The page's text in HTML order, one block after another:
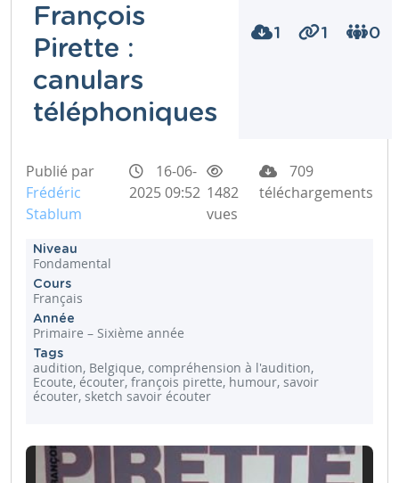
François
Pirette :
canulars
téléphoniques
1 1 0
Publié par
Frédéric
Stablum
16-06-
2025 09:52 1482
vues
709
téléchargements
Niveau
Fondamental
Cours
Français
Année
Primaire – Sixième année
Tags
audition, Belgique, compréhension à l'audition,
Ecoute, écouter, françois pirette, humour, savoir
écouter, sketch savoir écouter